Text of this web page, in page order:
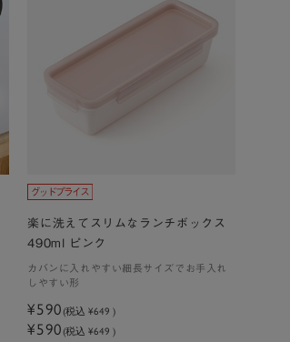
楽に洗えてスリムなランチボックス
490ml ピンク
カバンに入れやすい細長サイズでお手入れ
しやすい形
¥590 (税込 ¥649 )
¥590 (税込 ¥649 )